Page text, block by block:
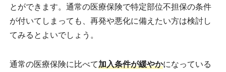
とができます。通常の医療保険で特定部位不担保の条件
が付いてしまっても、再発や悪化に備えたい方は検討し
てみるとよいでしょう。
通常の医療保険に比べて加入条件が緩やかになっている